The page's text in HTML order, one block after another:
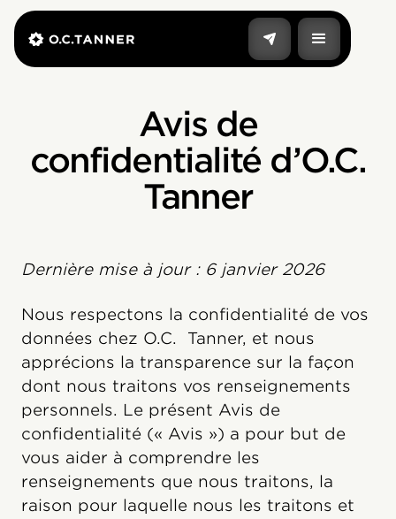
Avis de
confidentialité d’O.C.
Tanner
Dernière mise à jour : 6 janvier 2026
Nous respectons la confidentialité de vos
données chez O.C. Tanner, et nous
apprécions la transparence sur la façon
dont nous traitons vos renseignements
personnels. Le présent Avis de
confidentialité (« Avis ») a pour but de
vous aider à comprendre les
renseignements que nous traitons, la
raison pour laquelle nous les traitons et